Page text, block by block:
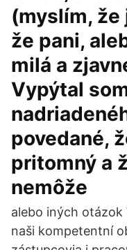
(myslím,
že pani,
milá a
Vypýtal
povedané,
pritomný a
nemôže
alebo iných otázok
naši kompetentní